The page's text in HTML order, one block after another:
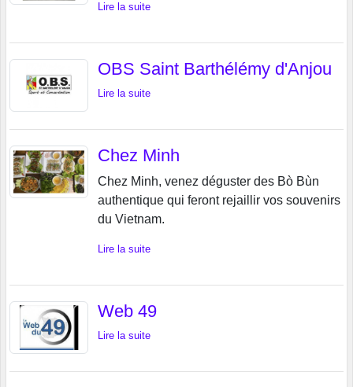
Lire la suite
OBS Saint Barthélémy d'Anjou
Lire la suite
Chez Minh
Chez Minh, venez déguster des Bò Bùn
authentique qui feront rejaillir vos souvenirs
du Vietnam.
Lire la suite
Web 49
Lire la suite